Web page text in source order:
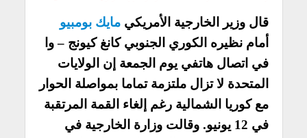
قال وزير الخارجية الأمريكيمايك بومبيو
أمام نظيره الكوري الجنوبي كانغ كيونج – وا
في اتصال هاتفي يوم الجمعة إن الولايات
المتحدة لا تزال ملتزمة تماما بمواصلة الحوار
مع كوريا الشمالية رغم إلغاء القمة المرتقبة
في 12 يونيو. وقالت وزارة الخارجية في